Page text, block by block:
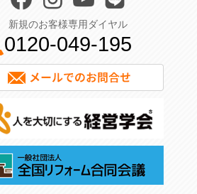
新規のお客様専用ダイヤル
0120-049-195